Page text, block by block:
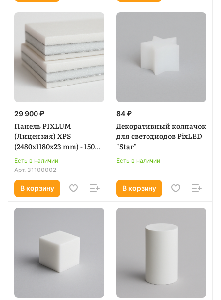
29 900 ₽
Панель PIXLUM
(Лицензия) XPS
(2480x1180x23 mm) - 150W
(1,7 кг/1м.кв.)
Есть в наличии
Арт. 31100002
В корзину
84 ₽
Декоративный колпачок
для светодиодов PixLED
"Star"
Есть в наличии
В корзину